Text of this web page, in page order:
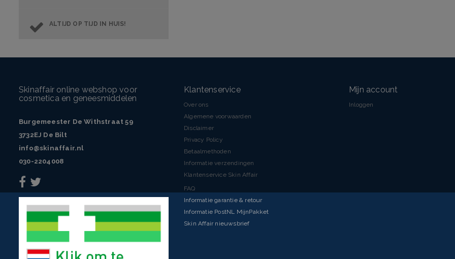
ALTIJD OP TIJD IN HUIS!
Skinaffair online webshop voor
cosmetica en geneesmiddelen
Burgemeester De Withstraat 59
3732EJ De Bilt
info@skinaffair.nl
030-2204008
Klantenservice
Over ons
Algemene voorwaarden
Disclaimer
Privacy Policy
Betaalmethoden
Informatie verzendingen
Klantenservice Skin Affair
FAQ
Informatie garantie & retour
Informatie PostNL MijnPakket
Skin Affair nieuwsbrief
Mijn account
Inloggen